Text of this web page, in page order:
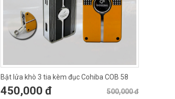
Bật lửa khò 3 tia kèm đục Cohiba COB 58
500,000 đ
450,000 đ